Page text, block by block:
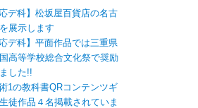
デ科】松坂屋百貨店の名古
展示します
デ科】平面作品では三重県
高等学校総合文化祭で奨励
した!!
1の教科書QRコンテンツギ
徒作品４名掲載されていま